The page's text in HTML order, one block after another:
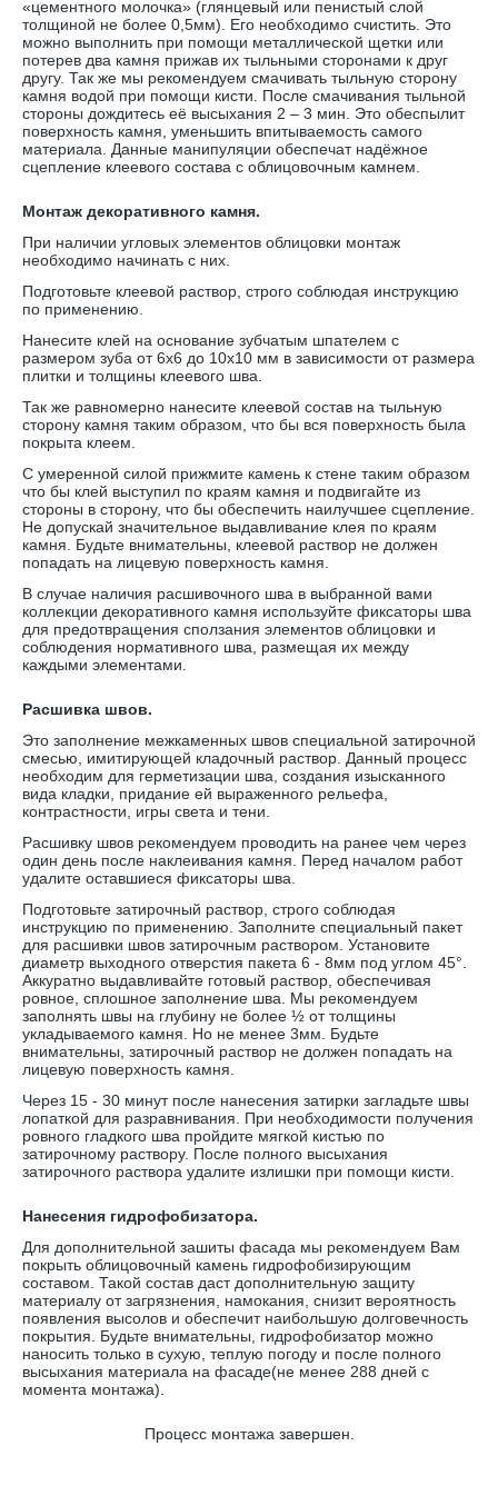
«цементного молочка» (глянцевый или пенистый слой
толщиной не более 0,5мм). Его необходимо счистить. Это
можно выполнить при помощи металлической щетки или
потерев два камня прижав их тыльными сторонами к друг
другу. Так же мы рекомендуем смачивать тыльную сторону
камня водой при помощи кисти. После смачивания тыльной
стороны дождитесь её высыхания 2 – 3 мин. Это обеспылит
поверхность камня, уменьшить впитываемость самого
материала. Данные манипуляции обеспечат надёжное
сцепление клеевого состава с облицовочным камнем.
Монтаж декоративного камня.
При наличии угловых элементов облицовки монтаж
необходимо начинать с них.
Подготовьте клеевой раствор, строго соблюдая инструкцию
по применению.
Нанесите клей на основание зубчатым шпателем с
размером зуба от 6х6 до 10х10 мм в зависимости от размера
плитки и толщины клеевого шва.
Так же равномерно нанесите клеевой состав на тыльную
сторону камня таким образом, что бы вся поверхность была
покрыта клеем.
С умеренной силой прижмите камень к стене таким образом
что бы клей выступил по краям камня и подвигайте из
стороны в сторону, что бы обеспечить наилучшее сцепление.
Не допускай значительное выдавливание клея по краям
камня. Будьте внимательны, клеевой раствор не должен
попадать на лицевую поверхность камня.
В случае наличия расшивочного шва в выбранной вами
коллекции декоративного камня используйте фиксаторы шва
для предотвращения сползания элементов облицовки и
соблюдения нормативного шва, размещая их между
каждыми элементами.
Расшивка швов.
Это заполнение межкаменных швов специальной затирочной
смесью, имитирующей кладочный раствор. Данный процесс
необходим для герметизации шва, создания изысканного
вида кладки, придание ей выраженного рельефа,
контрастности, игры света и тени.
Расшивку швов рекомендуем проводить на ранее чем через
один день после наклеивания камня. Перед началом работ
удалите оставшиеся фиксаторы шва.
Подготовьте затирочный раствор, строго соблюдая
инструкцию по применению. Заполните специальный пакет
для расшивки швов затирочным раствором. Установите
диаметр выходного отверстия пакета 6 - 8мм под углом 45°.
Аккуратно выдавливайте готовый раствор, обеспечивая
ровное, сплошное заполнение шва. Мы рекомендуем
заполнять швы на глубину не более ½ от толщины
укладываемого камня. Но не менее 3мм. Будьте
внимательны, затирочный раствор не должен попадать на
лицевую поверхность камня.
Через 15 - 30 минут после нанесения затирки загладьте швы
лопаткой для разравнивания. При необходимости получения
ровного гладкого шва пройдите мягкой кистью по
затирочному раствору. После полного высыхания
затирочного раствора удалите излишки при помощи кисти.
Нанесения гидрофобизатора.
Для дополнительной зашиты фасада мы рекомендуем Вам
покрыть облицовочный камень гидрофобизирующим
составом. Такой состав даст дополнительную защиту
материалу от загрязнения, намокания, снизит вероятность
появления высолов и обеспечит наибольшую долговечность
покрытия. Будьте внимательны, гидрофобизатор можно
наносить только в сухую, теплую погоду и после полного
высыхания материала на фасаде(не менее 288 дней с
момента монтажа).
Процесс монтажа завершен.